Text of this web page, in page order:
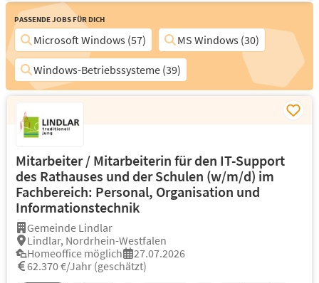
Passende Jobs für Dich
Microsoft Windows (57)
MS Windows (30)
Windows-Betriebssysteme (39)
Mitarbeiter / Mitarbeiterin für den IT-Support
des Rathauses und der Schulen (w/m/d) im
Fachbereich: Personal, Organisation und
Informationstechnik
Gemeinde Lindlar
Lindlar, Nordrhein-Westfalen
Homeoffice möglich
27.07.2026
62.370 €/Jahr (geschätzt)